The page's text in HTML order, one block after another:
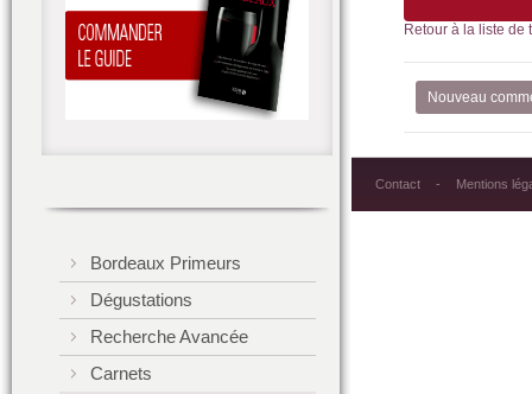
Retour à la liste de
Nouveau
Contact Mentions
Bordeaux Primeurs
Dégustations
Recherche Avancée
Carnets